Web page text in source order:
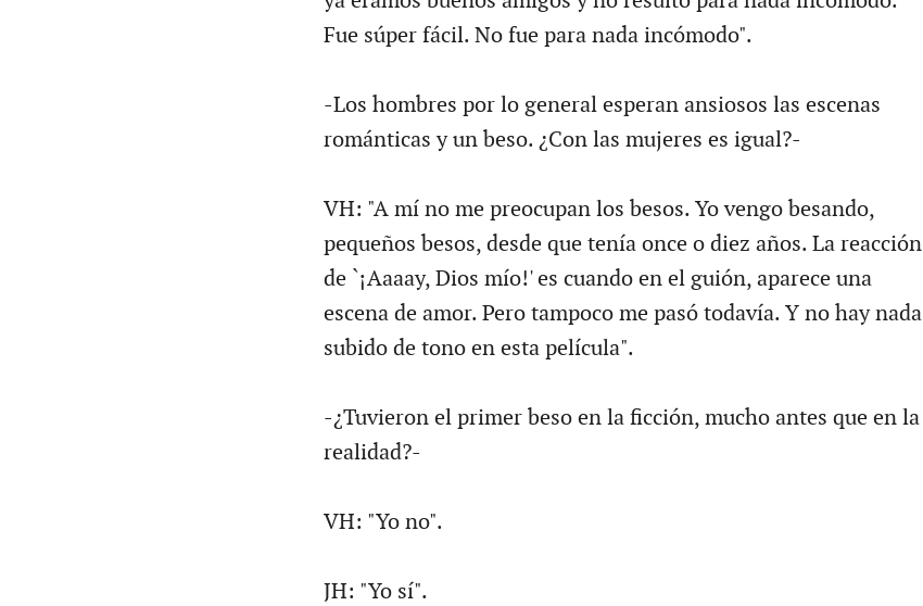
Fue súper fácil. No fue para nada incómodo".
-Los hombres por lo general esperan ansiosos las escenas
románticas y un beso. ¿Con las mujeres es igual?-
VH: "A mí no me preocupan los besos. Yo vengo besando,
pequeños besos, desde que tenía once o diez años. La reacción
de `¡Aaaay, Dios mío!' es cuando en el guión, aparece una
escena de amor. Pero tampoco me pasó todavía. Y no hay nada
subido de tono en esta película".
-¿Tuvieron el primer beso en la ficción, mucho antes que en la
realidad?-
VH: "Yo no".
JH: "Yo sí".